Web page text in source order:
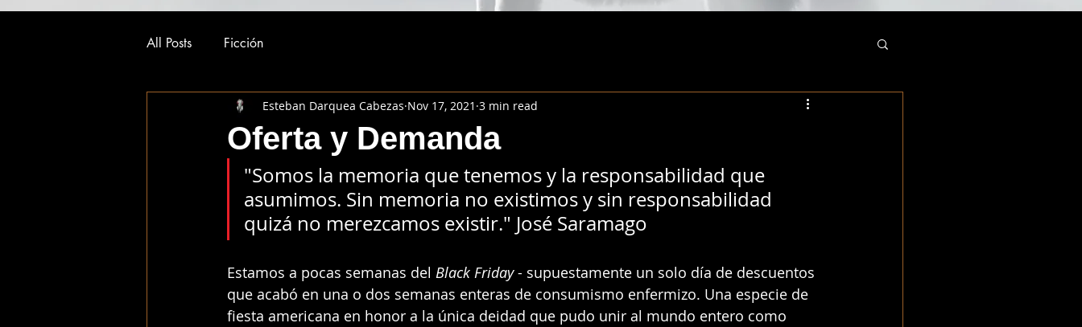
All Posts Ficción
Oferta y Demanda
Esteban Darquea Cabezas Nov 17, 2021 3 min read
"Somos la memoria que tenemos y la responsabilidad que
asumimos. Sin memoria no existimos y sin responsabilidad
quizá no merezcamos existir." José Saramago
Estamos a pocas semanas del Black Friday - supuestamente un solo día de descuentos
que acabó en una o dos semanas enteras de consumismo enfermizo. Una especie de
fiesta americana en honor a la única deidad que pudo unir al mundo entero como